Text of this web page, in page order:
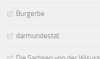
Burgerbe
darmundestat